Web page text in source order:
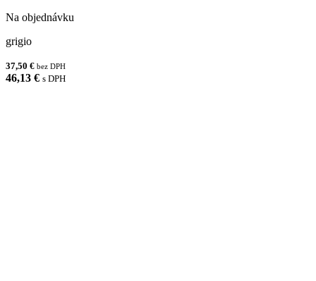
Na objednávku
grigio
37,50 € bez DPH
46,13 € s DPH